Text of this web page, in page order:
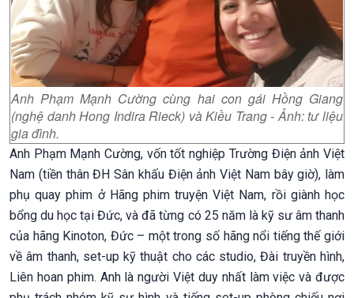
Anh Phạm Mạnh Cường cùng hai con gái Hồng Giang
(nghệ danh Hong Indira Rieck) và Kiều Trang - Ảnh: tư liệu
gia đình.
Anh Phạm Mạnh Cường, vốn tốt nghiệp Trường Điện ảnh Việt
Nam (tiền thân ĐH Sân khấu Điện ảnh Việt Nam bây giờ), làm
phụ quay phim ở Hãng phim truyện Việt Nam, rồi giành học
bổng du học tại Đức, và đã từng có 25 năm là kỹ sư âm thanh
của hãng Kinoton, Đức – một trong số hãng nổi tiếng thế giới
về âm thanh, set-up kỹ thuật cho các studio, Đài truyền hình,
Liên hoan phim. Anh là người Việt duy nhất làm việc và được